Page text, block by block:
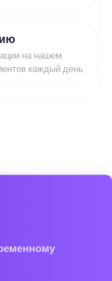
на нашем
каждый день